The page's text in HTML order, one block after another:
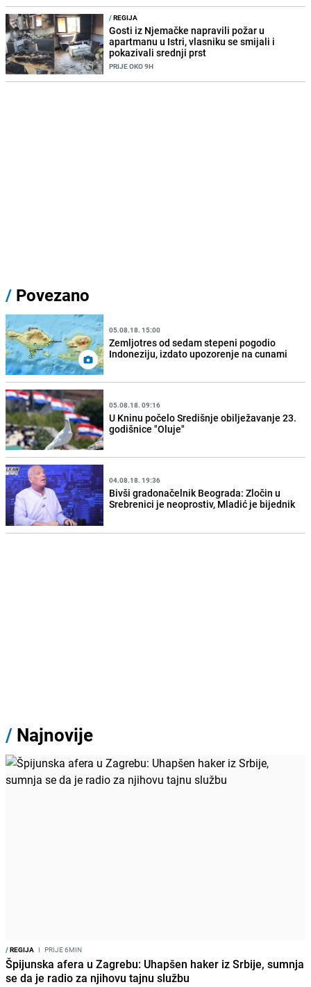
/REGIJA
Gosti iz Njemačke napravili požar u
apartmanu u Istri, vlasniku se smijali i
pokazivali srednji prst
PRIJE OKO 9H
/ Povezano
05.08.18. 15:00
Zemljotres od sedam stepeni pogodio
Indoneziju, izdato upozorenje na cunami
05.08.18. 09:16
U Kninu počelo Središnje obilježavanje 23.
godišnice "Oluje"
04.08.18. 19:36
Bivši gradonačelnik Beograda: Zločin u
Srebrenici je neoprostiv, Mladić je bijednik
/ Najnovije
/REGIJA I PRIJE 6MIN
Špijunska afera u Zagrebu: Uhapšen haker iz Srbije, sumnja
se da je radio za njihovu tajnu službu